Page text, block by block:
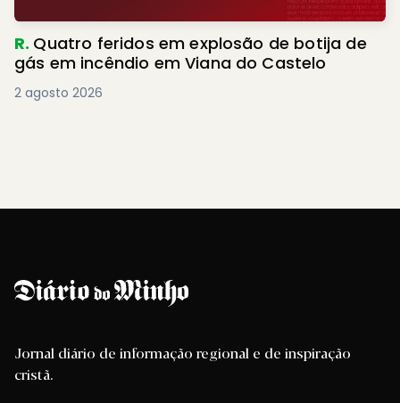
R. Quatro feridos em explosão de botija de
gás em incêndio em Viana do Castelo
2 agosto 2026
Jornal diário de informação regional e de inspiração
cristã.